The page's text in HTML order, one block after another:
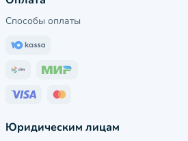
Способы оплаты
Юридическим лицам